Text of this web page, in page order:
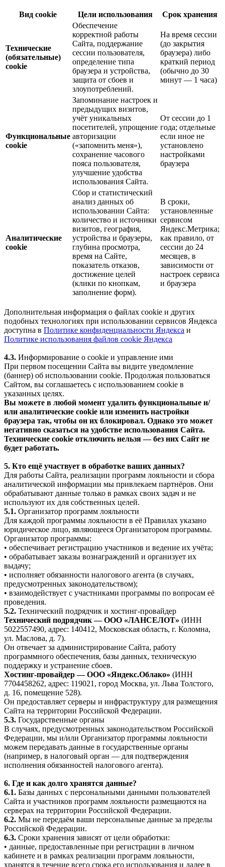
Вид cookie Цели использования Срок хранения
Технические
(обязательные)
cookie
Обеспечение
корректной работы
Сайта, поддержание
сессии пользователя,
определение типа
браузера и устройства,
защита от сбоев и
злоупотреблений.
На время сессии
(до закрытия
браузера) либо
краткий период
(обычно до 30
минут — 1 часа)
Функциональные
cookie
Запоминание настроек и
предыдущих визитов,
учёт уникальных
посетителей, упрощение
авторизации
(«запомнить меня»),
сохранение часового
пояса пользователя,
улучшение удобства
использования Сайта.
От сессии до 1
года; отдельные
если иное не
установлено
настройками
браузера
Аналитические
cookie
Сбор и статистический
анализ данных об
использовании Сайта:
количество и источники
визитов, география,
устройства и браузеры,
глубина просмотра,
время на Сайте,
показатель отказов,
достижение целей
(клики по кнопкам,
заполнение форм).
В сроки,
установленные
сервисом
Яндекс.Метрика;
как правило, от
сессии до 24
месяцев, в
зависимости от
настроек сервиса
и браузера
Дополнительная информация о файлах cookie и других
подобных технологиях при использовании сервисов Яндекса
доступна в Политике конфиденциальности Яндекса и
Политике использования файлов cookie Яндекса
4.3. Информирование о cookie и управление ими
При первом посещении Сайта вы видите уведомление
(баннер) об использовании cookie. Продолжая пользоваться
Сайтом, вы соглашаетесь с использованием cookie в
указанных целях.
Вы можете в любой момент удалить функциональные и/
или аналитические cookie или изменить настройки
браузера так, чтобы он их блокировал. Однако это может
негативно сказаться на удобстве использования Сайта.
Технические cookie отключить нельзя — без них Сайт не
будет работать.
5. Кто ещё участвует в обработке ваших данных?
Для работы Сайта, реализации программ лояльности и сбора
аналитической информации мы привлекаем партнёров. Они
обрабатывают данные только в рамках своих задач и не
используют их для собственных целей.
5.1. Организатор программ лояльности
Для каждой программы лояльности в её Правилах указано
юридическое лицо, являющееся Организатором программы.
Организатор программы:
• обеспечивает регистрацию участников и ведение их учёта;
• обрабатывает заказы вознаграждений и организует их
выдачу;
• исполняет обязанности налогового агента (в случаях,
предусмотренных законодательством);
• взаимодействует с участниками программы по вопросам её
проведения.
5.2. Технический подрядчик и хостинг-провайдер
Технический подрядчик — ООО «ЛАНСЕЛОТ» (ИНН
5022557490, адрес: 140412, Московская область, г. Коломна,
ул. Маслова, д. 7).
Он отвечает за администрирование Сайта, работу
программного обеспечения, базы данных, техническую
поддержку и устранение сбоев.
Хостинг-провайдер — ООО «Яндекс.Облако» (ИНН
7704458262, адрес: 119021, город Москва, ул. Льва Толстого,
д. 16, помещение 528).
Он предоставляет серверы и инфраструктуру для размещения
Сайта на территории Российской Федерации.
5.3. Государственные органы
В случаях, предусмотренных законодательством Российской
Федерации, мы и/или Организатор программы лояльности
можем передавать данные в государственные органы
(например, в налоговый орган — для подтверждения
исполнения обязанностей налогового агента).
6. Где и как долго хранятся данные?
6.1. Базы данных с персональными данными пользователей
Сайта и участников программ лояльности размещаются на
серверах на территории Российской Федерации.
6.2. Мы не передаём ваши персональные данные за пределы
Российской Федерации.
6.3. Сроки хранения зависят от цели обработки:
• данные, предоставленные при регистрации в личном
кабинете и в рамках реализации программ лояльности,
хранятся в течение всего срока его использования и далее в